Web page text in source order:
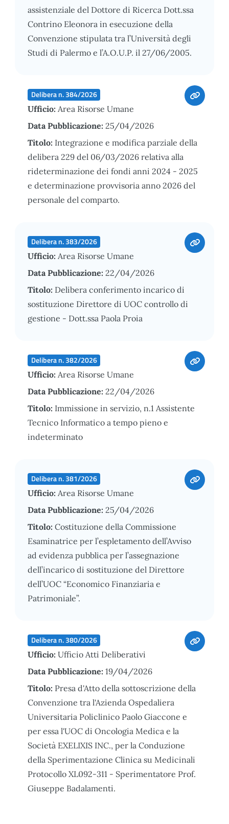
assistenziale del Dottore di Ricerca Dott.ssa
Contrino Eleonora in esecuzione della
Convenzione stipulata tra l’Università degli
Studi di Palermo e l’A.O.U.P. il 27/06/2005.
Delibera n. 384/2026
Ufficio: Area Risorse Umane
Data Pubblicazione: 25/04/2026
Titolo: Integrazione e modifica parziale della
delibera 229 del 06/03/2026 relativa alla
rideterminazione dei fondi anni 2024 - 2025
e determinazione provvisoria anno 2026 del
personale del comparto.
Delibera n. 383/2026
Ufficio: Area Risorse Umane
Data Pubblicazione: 22/04/2026
Titolo: Delibera conferimento incarico di
sostituzione Direttore di UOC controllo di
gestione - Dott.ssa Paola Proia
Delibera n. 382/2026
Ufficio: Area Risorse Umane
Data Pubblicazione: 22/04/2026
Titolo: Immissione in servizio, n.1 Assistente
Tecnico Informatico a tempo pieno e
indeterminato
Delibera n. 381/2026
Ufficio: Area Risorse Umane
Data Pubblicazione: 25/04/2026
Titolo: Costituzione della Commissione
Esaminatrice per l’espletamento dell’Avviso
ad evidenza pubblica per l’assegnazione
dell’incarico di sostituzione del Direttore
dell’UOC “Economico Finanziaria e
Patrimoniale”.
Delibera n. 380/2026
Ufficio: Ufficio Atti Deliberativi
Data Pubblicazione: 19/04/2026
Titolo: Presa d'Atto della sottoscrizione della
Convenzione tra l'Azienda Ospedaliera
Universitaria Policlinico Paolo Giaccone e
per essa l'UOC di Oncologia Medica e la
Società EXELIXIS INC., per la Conduzione
della Sperimentazione Clinica su Medicinali
Protocollo XL092-311 - Sperimentatore Prof.
Giuseppe Badalamenti.